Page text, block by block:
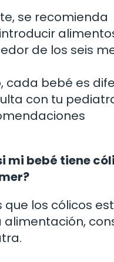
se recomienda
de los seis
cada bebé es
con tu
mi bebé tiene
que los cólicos